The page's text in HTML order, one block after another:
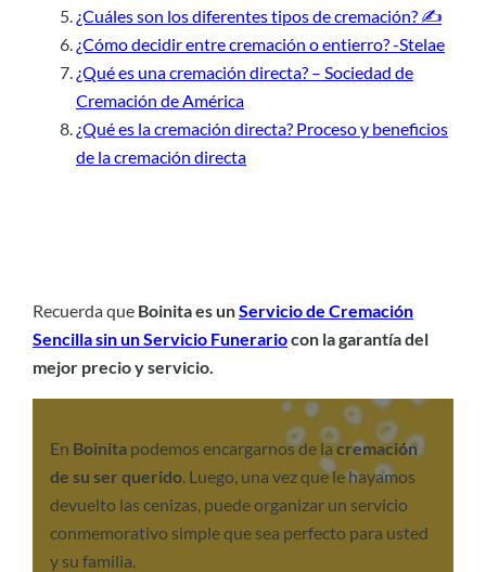
¿Cuáles son los diferentes tipos de cremación? ✍️
¿Cómo decidir entre cremación o entierro? -Stelae
¿Qué es una cremación directa? – Sociedad de
Cremación de América
¿Qué es la cremación directa? Proceso y beneficios
de la cremación directa
Recuerda que Boinita es unServicio de Cremación
Sencilla sin un Servicio Funerariocon la garantía del
mejor precio y servicio.
En Boinita podemos encargarnos de lacremación
de su ser querido . Luego, una vez que le hayamos
devuelto las cenizas, puede organizar un servicio
conmemorativo simple que sea perfecto para usted
y su familia.